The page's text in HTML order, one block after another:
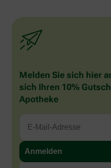
Melden Sie sich hier
sich Ihren 10%
Apotheke